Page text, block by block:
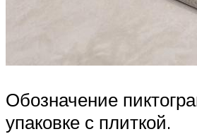
Обозначение
упаковке с плиткой.